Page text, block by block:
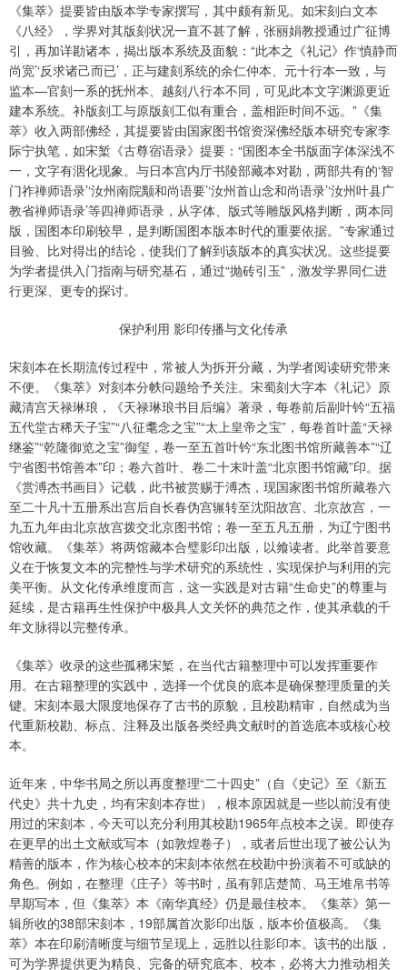
《集萃》提要皆由版本学专家撰写，其中颇有新见。如宋刻白文本
《八经》，学界对其版刻状况一直不甚了解，张丽娟教授通过广征博
引，再加详勘诸本，揭出版本系统及面貌：“此本之《礼记》作‘慎静而
尚宽’‘反求诸己而已’，正与建刻系统的余仁仲本、元十行本一致，与
监本—官刻一系的抚州本、越刻八行本不同，可见此本文字渊源更近
建本系统。补版刻工与原版刻工似有重合，盖相距时间不远。”《集
萃》收入两部佛经，其提要皆由国家图书馆资深佛经版本研究专家李
际宁执笔，如宋椠《古尊宿语录》提要：“国图本全书版面字体深浅不
一，文字有洇化现象。与日本宫内厅书陵部藏本对勘，两部共有的‘智
门祚禅师语录’‘汝州南院颙和尚语要’‘汝州首山念和尚语录’‘汝州叶县广
教省禅师语录’等四禅师语录，从字体、版式等雕版风格判断，两本同
版，国图本印刷较早，是判断国图本版本时代的重要依据。”专家通过
目验、比对得出的结论，使我们了解到该版本的真实状况。这些提要
为学者提供入门指南与研究基石，通过“抛砖引玉”，激发学界同仁进
行更深、更专的探讨。
保护利用 影印传播与文化传承
宋刻本在长期流传过程中，常被人为拆开分藏，为学者阅读研究带来
不便。《集萃》对刻本分帙问题给予关注。宋蜀刻大字本《礼记》原
藏清宫天禄琳琅，《天禄琳琅书目后编》著录，每卷前后副叶钤“五福
五代堂古稀天子宝”“八征耄念之宝”“太上皇帝之宝”，每卷首叶盖“天禄
继鉴”“乾隆御览之宝”御玺，卷一至五首叶钤“东北图书馆所藏善本”“辽
宁省图书馆善本”印；卷六首叶、卷二十末叶盖“北京图书馆藏”印。据
《赏溥杰书画目》记载，此书被赏赐于溥杰，现国家图书馆所藏卷六
至二十凡十五册系出宫后自长春伪宫辗转至沈阳故宫、北京故宫，一
九五九年由北京故宫拨交北京图书馆；卷一至五凡五册，为辽宁图书
馆收藏。《集萃》将两馆藏本合璧影印出版，以飨读者。此举首要意
义在于恢复文本的完整性与学术研究的系统性，实现保护与利用的完
美平衡。从文化传承维度而言，这一实践是对古籍“生命史”的尊重与
延续，是古籍再生性保护中极具人文关怀的典范之作，使其承载的千
年文脉得以完整传承。
《集萃》收录的这些孤稀宋椠，在当代古籍整理中可以发挥重要作
用。在古籍整理的实践中，选择一个优良的底本是确保整理质量的关
键。宋刻本最大限度地保存了古书的原貌，且校勘精审，自然成为当
代重新校勘、标点、注释及出版各类经典文献时的首选底本或核心校
本。
近年来，中华书局之所以再度整理“二十四史”（自《史记》至《新五
代史》共十九史，均有宋刻本存世），根本原因就是一些以前没有使
用过的宋刻本，今天可以充分利用其校勘1965年点校本之误。即使存
在更早的出土文献或写本（如敦煌卷子），或者后世出现了被公认为
精善的版本，作为核心校本的宋刻本依然在校勘中扮演着不可或缺的
角色。例如，在整理《庄子》等书时，虽有郭店楚简、马王堆帛书等
早期写本，但《集萃》本《南华真经》仍是最佳校本。《集萃》第一
辑所收的38部宋刻本，19部属首次影印出版，版本价值极高。《集
萃》本在印刷清晰度与细节呈现上，远胜以往影印本。该书的出版，
可为学界提供更为精良、完备的研究底本、校本，必将大力推动相关